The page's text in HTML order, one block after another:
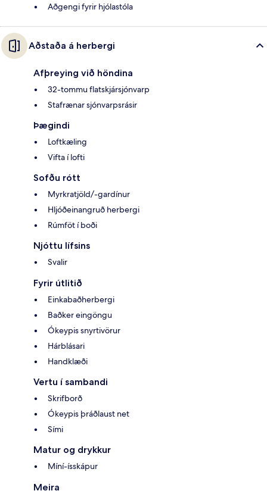
Aðgengi fyrir hjólastóla
Aðstaða á herbergi
Afþreying við höndina
32-tommu flatskjársjónvarp
Stafrænar sjónvarpsrásir
Þægindi
Loftkæling
Vifta í lofti
Sofðu rótt
Myrkratjöld/-gardínur
Hljóðeinangruð herbergi
Rúmföt í boði
Njóttu lífsins
Svalir
Fyrir útlitið
Einkabaðherbergi
Baðker eingöngu
Ókeypis snyrtivörur
Hárblásari
Handklæði
Vertu í sambandi
Skrifborð
Ókeypis þráðlaust net
Sími
Matur og drykkur
Míní-ísskápur
Meira